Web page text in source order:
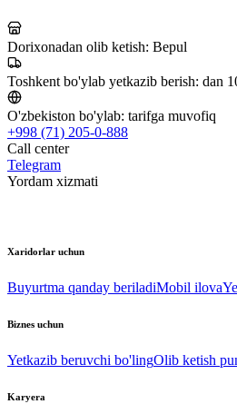
Dorixonadan olib ketish: Bepul
Toshkent bo'ylab yetkazib berish: dan
O'zbekiston bo'ylab: tarifga muvofiq
+998 (71) 205-0-888
Call center
Telegram
Yordam xizmati
Xaridorlar uchun
Buyurtma qanday beriladiMobil ilova
Biznes uchun
Yetkazib beruvchi bo'lingOlib ketish
Karyera